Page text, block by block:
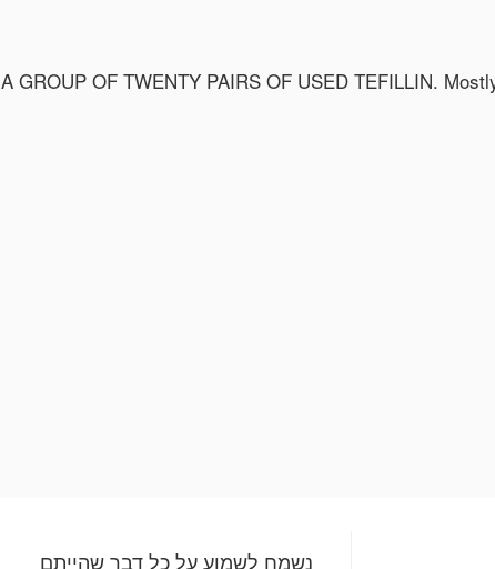
A GROUP OF TWENTY PAIRS OF USED TEFILLIN.
נשמח לשמוע על כל דבר שהייתם